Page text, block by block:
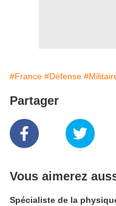
#France #Défense
Partager
Vous aimerez
Spécialiste de la